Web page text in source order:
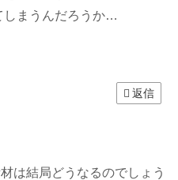
しまうんだろうか…
返信
は結局どうなるのでしょう